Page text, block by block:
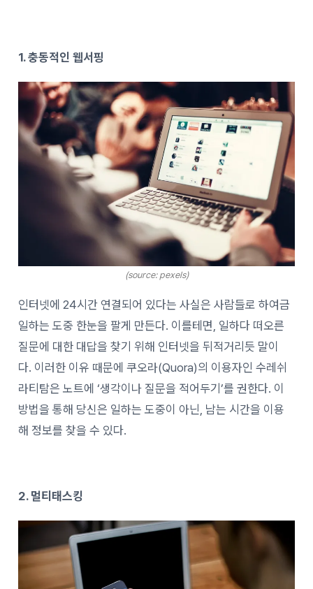
1. 충동적인 웹서핑
(source: pexels)
인터넷에 24시간 연결되어 있다는 사실은 사람들로 하여금
일하는 도중 한눈을 팔게 만든다. 이를테면, 일하다 떠오른
질문에 대한 대답을 찾기 위해 인터넷을 뒤적거리듯 말이
다. 이러한 이유 때문에 쿠오라(Quora)의 이용자인 수레쉬
라티탐은 노트에 ‘생각이나 질문을 적어두기’를 권한다. 이
방법을 통해 당신은 일하는 도중이 아닌, 남는 시간을 이용
해 정보를 찾을 수 있다.
2. 멀티태스킹